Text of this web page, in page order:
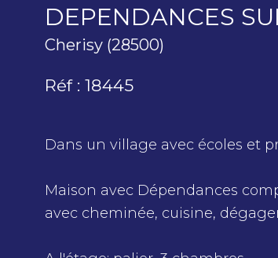
DEPENDANCES
Cherisy (28500)
Réf : 18445
Dans un village avec écoles et
Maison avec Dépendances
avec cheminée, cuisine,